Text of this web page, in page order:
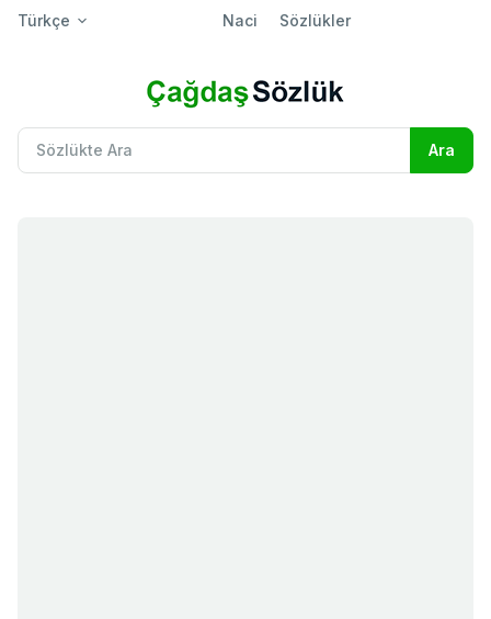
Türkçe Naci Sözlükler